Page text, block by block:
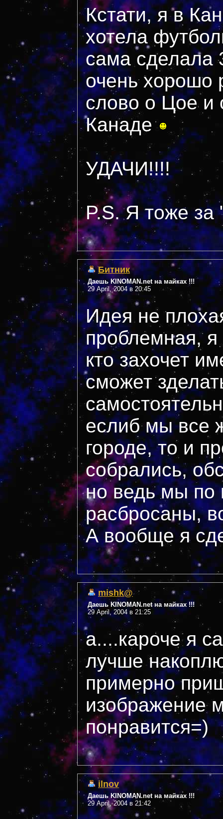
Кстати, я в
хотела
сама сделала
очень хорошо
слово о Цое и
Канаде
УДАЧИ!!!!
P.S. Я тоже за
Битник
Даешь KINOMAN.net на майках !!!
29 April, 2004 в 20:45
Идея не
проблемная,
кто захочет
сможет
еслиб мы все
городе, то и
собрались,
но ведь мы по
расбросаны,
А вообще я
mishk@
Даешь KINOMAN.net на майках !!!
29 April, 2004 в 21:25
а....кароче я
лучше
примерно
изображение
понравится=)
ilnov
Даешь KINOMAN.net на майках !!!
29 April, 2004 в 21:42